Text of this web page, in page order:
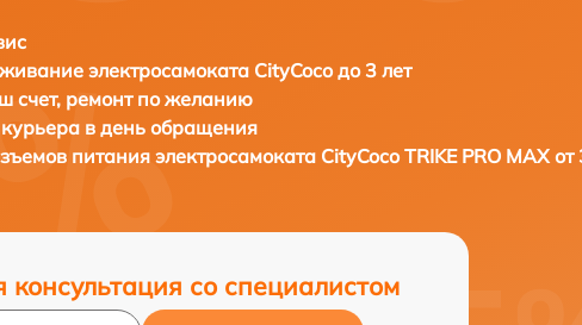
электросамоката CityCoco до 3 лет
счет, ремонт по желанию
в день обращения
питания электросамоката CityCoco TRIKE PRO MAX от
консультация со специалистом